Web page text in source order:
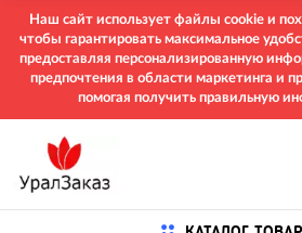
Наш сайт использует файлы cookie и
чтобы гарантировать максимальное
предоставляя персонализированную
предпочтения в области маркетинга и
помогая получить правильную